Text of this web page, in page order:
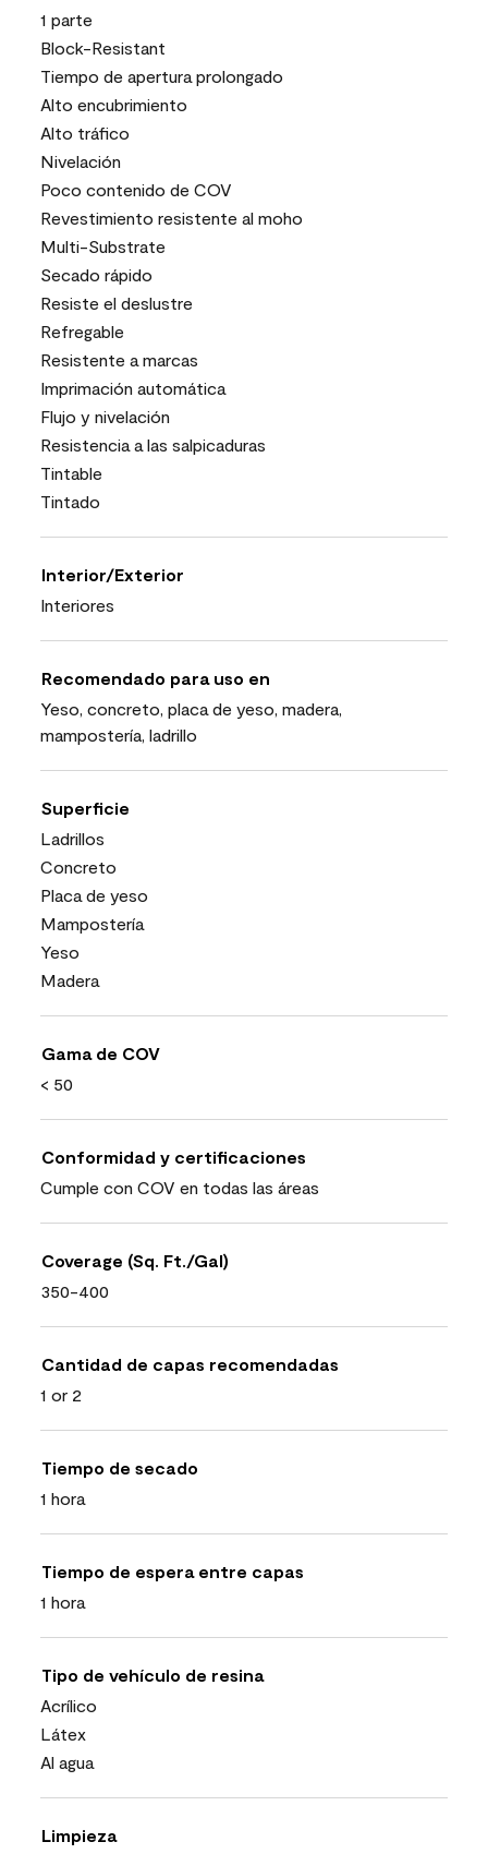
1 parte
Block-Resistant
Tiempo de apertura prolongado
Alto encubrimiento
Alto tráfico
Nivelación
Poco contenido de COV
Revestimiento resistente al moho
Multi-Substrate
Secado rápido
Resiste el deslustre
Refregable
Resistente a marcas
Imprimación automática
Flujo y nivelación
Resistencia a las salpicaduras
Tintable
Tintado
Interior/Exterior
Interiores
Recomendado para uso en
Yeso, concreto, placa de yeso, madera,
mampostería, ladrillo
Superficie
Ladrillos
Concreto
Placa de yeso
Mampostería
Yeso
Madera
Gama de COV
< 50
Conformidad y certificaciones
Cumple con COV en todas las áreas
Coverage (Sq. Ft./Gal)
350-400
Cantidad de capas recomendadas
1 or 2
Tiempo de secado
1 hora
Tiempo de espera entre capas
1 hora
Tipo de vehículo de resina
Acrílico
Látex
Al agua
Limpieza